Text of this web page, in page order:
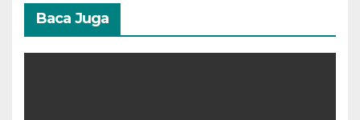
Baca Juga